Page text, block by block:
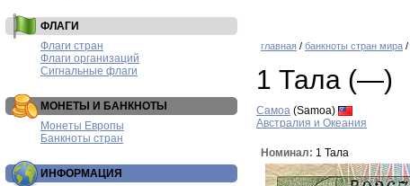
ФЛАГИ
Флаги стран
Флаги организаций
Сигнальные флаги
МОНЕТЫ И БАНКНОТЫ
Монеты Европы
Банкноты стран
ИНФОРМАЦИЯ
главная / банкноты стран мира /
1 Тала (—)
Самоа (Samoa)
Австралия и Океания
Номинал: 1 Тала